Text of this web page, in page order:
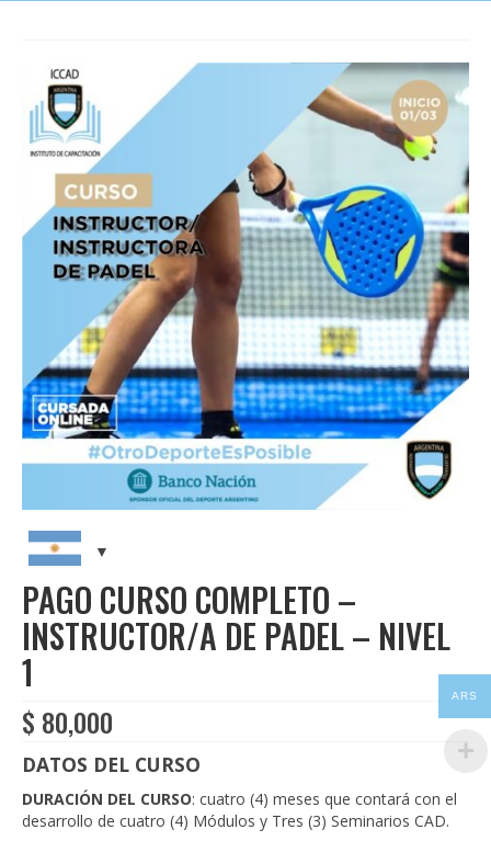
INSTITUCIONAL
CAPACITACIONES
NOTICIAS
CONTACTO
PAGO CURSO COMPLETO –
INSTRUCTOR/A DE PADEL – NIVEL
1
$ 80,000
DATOS DEL CURSO
DURACIÓN DEL CURSO: cuatro (4) meses que contará con el
desarrollo de cuatro (4) Módulos y Tres (3) Seminarios CAD.
ARS